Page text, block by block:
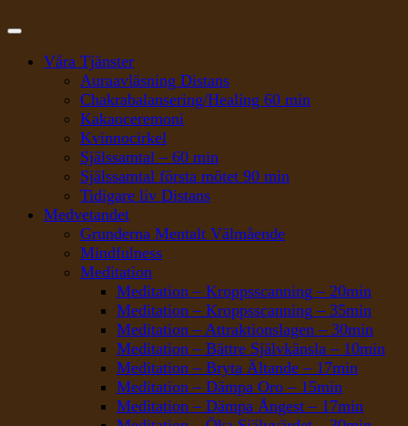
Våra Tjänster
Auraavläsning Distans
Chakrabalansering/Healing 60 min
Kakaoceremoni
Kvinnocirkel
Själssamtal – 60 min
Själssamtal första mötet 90 min
Tidigare liv Distans
Medvetandet
Grunderna Mentalt Välmående
Mindfulness
Meditation
Meditation – Kroppsscanning – 20min
Meditation – Kroppsscanning – 35min
Meditation – Attraktionslagen – 30min
Meditation – Bättre Självkänsla – 10min
Meditation – Bryta Ältande – 17min
Meditation – Dämpa Oro – 15min
Meditation – Dämpa Ångest – 17min